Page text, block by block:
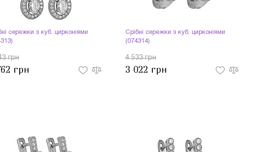
сережки з куб. цирконіями
грн
грн
Срібні сережки з куб. цирконіями
(074314)
4 533 грн
3 022 грн